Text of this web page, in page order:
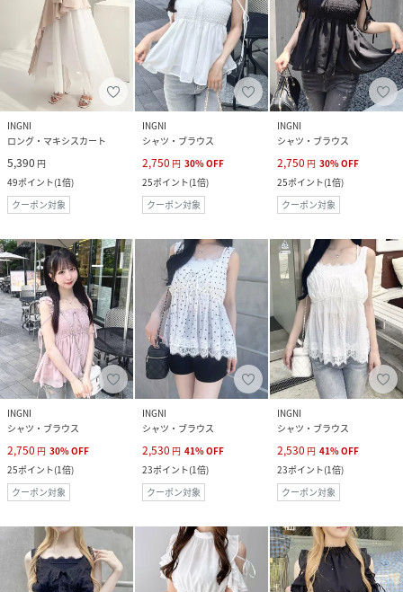
INGNI
ロング・マキシスカート
5,390 円
49ポイント(1倍)
クーポン対象
INGNI
シャツ・ブラウス
2,750 円 30%OFF
25ポイント(1倍)
クーポン対象
INGNI
シャツ・ブラウス
2,750 円 30%OFF
25ポイント(1倍)
クーポン対象
INGNI
シャツ・ブラウス
2,750 円 30%OFF
25ポイント(1倍)
クーポン対象
INGNI
シャツ・ブラウス
2,530 円 41%OFF
23ポイント(1倍)
クーポン対象
INGNI
シャツ・ブラウス
2,530 円 41%OFF
23ポイント(1倍)
クーポン対象